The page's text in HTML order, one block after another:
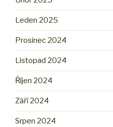
Leden 2025
Prosinec 2024
Listopad 2024
Říjen 2024
Září 2024
Srpen 2024